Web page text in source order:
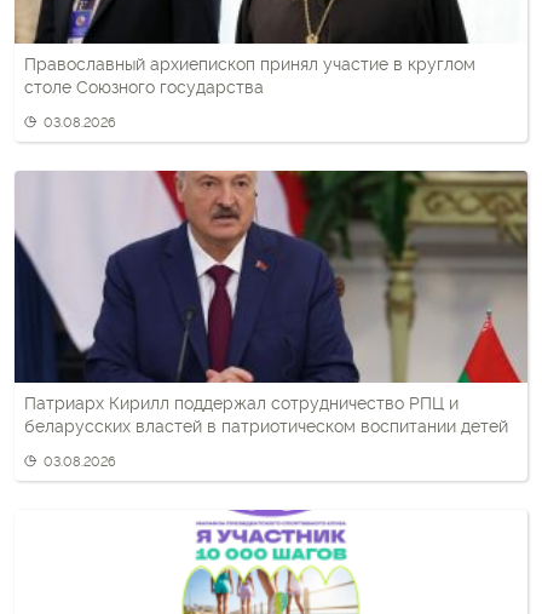
Православный архиепископ принял участие в круглом
столе Союзного государства
03.08.2026
Патриарх Кирилл поддержал сотрудничество РПЦ и
беларусских властей в патриотическом воспитании детей
03.08.2026